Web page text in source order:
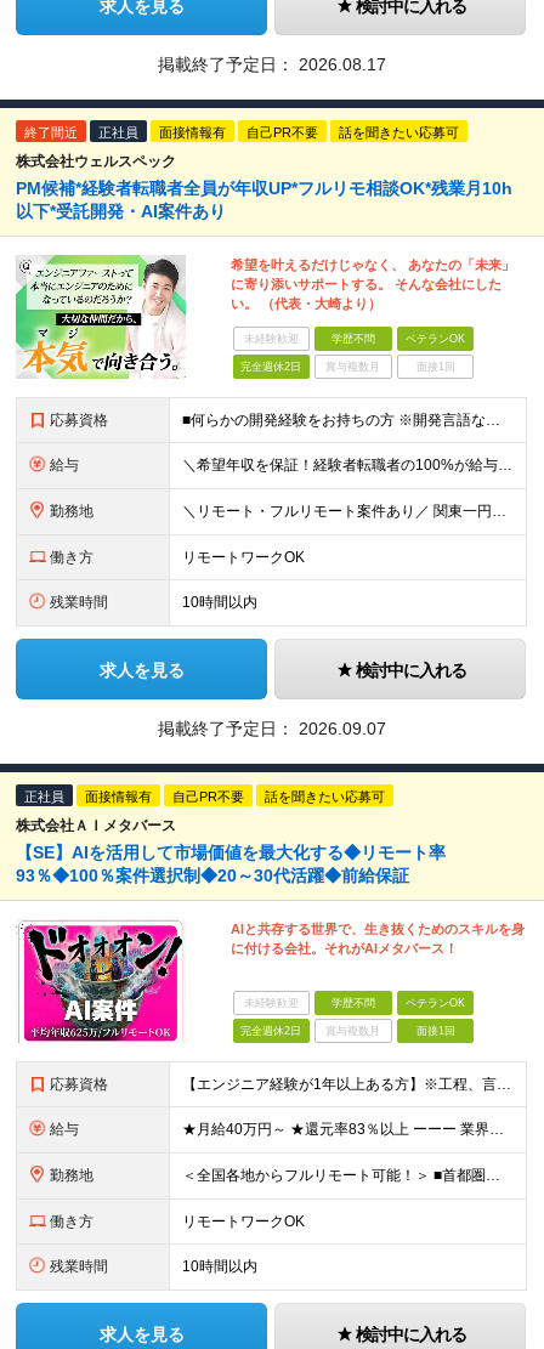
求人を見る 検討中に入れる
掲載終了予定日： 2026.08.17
終了間近 正社員 面接情報有 自己PR不要 話を聞きたい応募可
株式会社ウェルスペック
PM候補*経験者転職者全員が年収UP*フルリモ相談OK*残業月10h
以下*受託開発・AI案件あり
希望を叶えるだけじゃなく、 あなたの「未来」
に寄り添いサポートする。 そんな会社にした
い。 （代表・大崎より）
未経験歓迎 学歴不問 ベテランOK
完全週休2日 賞与複数月 面接1回
応募資格 ■何らかの開発経験をお持ちの方 ※開発言語などは問いません ■学歴不問 *☆＊ 以下のような方にオススメです！ ＊☆* ■上流工程にチャレンジしたい ■モダンで新しい開発がしたい ■年収をもっと上げ
給与 ＼希望年収を保証！経験者転職者の100%が給与UPを実現！／ ■月給45万円以上＋各種手当豊富＋業績賞与 【開発経験7年以上の場合】 ■月給52.2万円以上+各種手当豊富＋業績賞与 【開発経験10
勤務地 ＼リモート・フルリモート案件あり／ 関東一円（東京都23区内）または、関西一円のクライアント先での勤務となります ※希望を考慮して勤務地を決定します。転勤はありません。 ※本社または東京オフィスの配
働き方 リモートワークOK
残業時間 10時間以内
求人を見る 検討中に入れる
掲載終了予定日： 2026.09.07
正社員 面接情報有 自己PR不要 話を聞きたい応募可
株式会社ＡＩメタバース
【SE】AIを活用して市場価値を最大化する◆リモート率
93％◆100％案件選択制◆20～30代活躍◆前給保証
AIと共存する世界で、生き抜くためのスキルを身
に付ける会社。それがAIメタバース！
未経験歓迎 学歴不問 ベテランOK
完全週休2日 賞与複数月 面接1回
応募資格 【エンジニア経験が1年以上ある方】※工程、言語、領域、プロジェクト規模は問いません。 【必須条件】 ■エンジニア実務経験が1年以上ある方 ※工程、言語、領域、プロジェクト規模は問いません。 ※学歴不
給与 ★月給40万円～ ★還元率83％以上 ーーー 業界最高水準の還元率を実現。 単価連動型の透明な報酬設計により、最先端技術への挑戦がそのまま収入アップにつながります。 ※上記には固定残業代（30時
勤務地 ＜全国各地からフルリモート可能！＞ ■首都圏エリア（東京・神奈川・千葉・埼玉）・大阪・名古屋・福岡を中心とした全国各地のプロジェクト先に参画いただきます。 ※ご希望をお伺いした上で決定いたします ※転
働き方 リモートワークOK
残業時間 10時間以内
求人を見る 検討中に入れる